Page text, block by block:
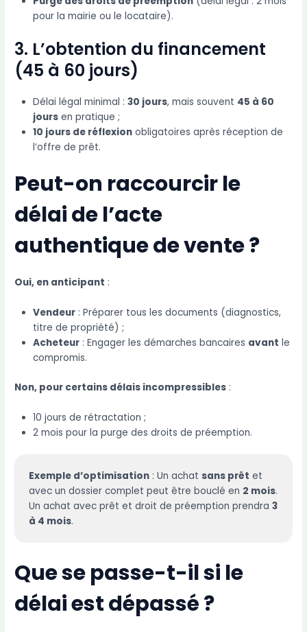
pour la mairie ou le locataire).
3. L’obtention du financement
(45 à 60 jours)
Délai légal minimal :30 jours, mais souvent 45 à 60
jours en pratique ;
10 jours de réflexion obligatoires après réception de
l’offre de prêt.
Peut-on raccourcir le
délai de l’acte
authentique de vente ?
Oui, en anticipant :
Vendeur : Préparer tous les documents (diagnostics,
titre de propriété) ;
Acheteur : Engager les démarches bancaires avant le
compromis.
Non, pour certains délais incompressibles :
10 jours de rétractation ;
2 mois pour la purge des droits de préemption.
Exemple d’optimisation: Un achat sans prêt et
avec un dossier complet peut être bouclé en 2 mois.
Un achat avec prêt et droit de préemption prendra 3
à 4 mois.
Que se passe-t-il si le
délai est dépassé ?